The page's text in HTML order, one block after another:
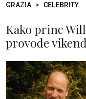
GRAZIA > CELEBRITY
Kako princ
provode